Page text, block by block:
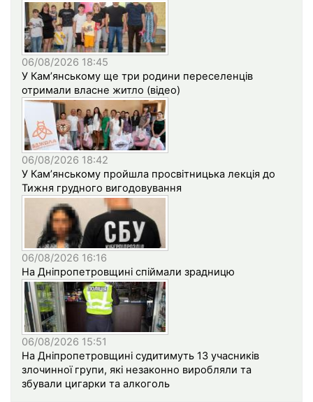
06/08/2026 18:45
У Кам’янському ще три родини переселенців
отримали власне житло (відео)
06/08/2026 18:42
У Кам’янському пройшла просвітницька лекція до
Тижня грудного вигодовування
06/08/2026 16:16
На Дніпропетровщині спіймали зрадницю
06/08/2026 15:51
На Дніпропетровщині судитимуть 13 учасників
злочинної групи, які незаконно виробляли та
збували цигарки та алкоголь